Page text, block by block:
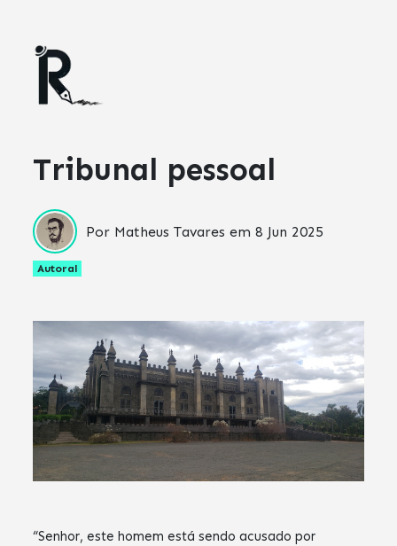
Tribunal pessoal
Por Matheus Tavares em8 Jun 2025
Autoral
“Senhor, este homem está sendo acusado por